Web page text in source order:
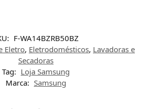
F-WA14BZRB50BZ
Eletro, Eletrodomésticos, Lavadoras e
Secadoras
Tag: Loja Samsung
Marca: Samsung